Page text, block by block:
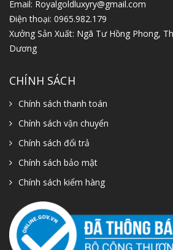
Email: Royalgoldluxyry@gmail.com
Điện thoại: 0965.982.179
Xưởng Sản Xuất: Ngã Tư Hồng Phong,
Dương
CHÍNH SÁCH
Chính sách thanh toán
Chính sách vận chuyển
Chính sách đổi trả
Chính sách bảo mật
Chính sách kiểm hàng